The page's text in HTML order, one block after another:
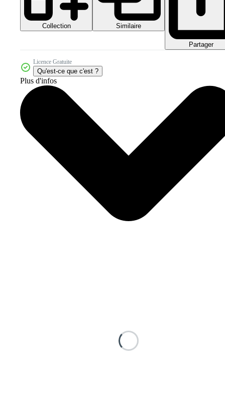
Collection Similaire
Partager
Licence Gratuite
Qu'est-ce que c'est ?
Plus d'infos